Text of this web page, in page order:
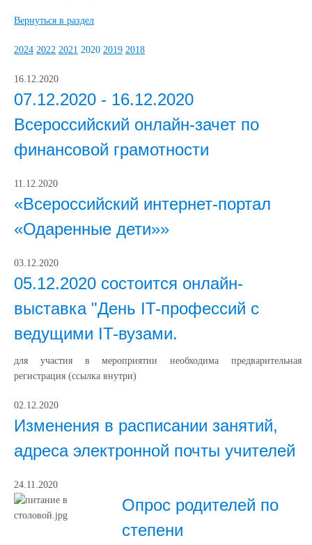
Вернуться в раздел
2024 2022 2021 2020 2019 2018
16.12.2020
07.12.2020 - 16.12.2020
Всероссийский онлайн-зачет по
финансовой грамотности
11.12.2020
«Всероссийский интернет-портал
«Одаренные дети»»
03.12.2020
05.12.2020 состоится онлайн-
выставка "День IT-профессий с
ведущими IT-вузами.
для участия в мероприятии необходима предварительная
регистрация (ссылка внутри)
02.12.2020
Изменения в расписании занятий,
адреса электронной почты учителей
24.11.2020
Опрос родителей по
степени